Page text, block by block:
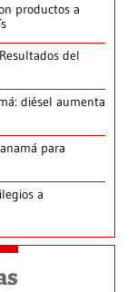
productos a
del
diésel aumenta
para
a